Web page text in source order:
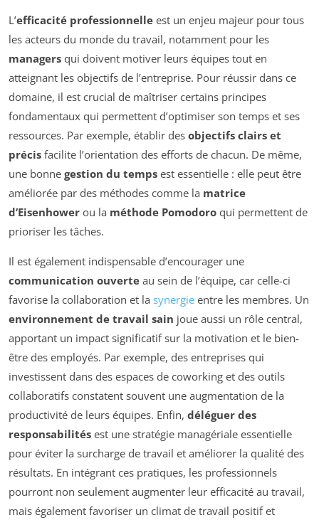
L’efficacité professionnelle est un enjeu majeur pour tous
les acteurs du monde du travail, notamment pour les
managers qui doivent motiver leurs équipes tout en
atteignant les objectifs de l’entreprise. Pour réussir dans ce
domaine, il est crucial de maîtriser certains principes
fondamentaux qui permettent d’optimiser son temps et ses
ressources. Par exemple, établir des objectifs clairs et
précis facilite l’orientation des efforts de chacun. De même,
une bonne gestion du temps est essentielle : elle peut être
améliorée par des méthodes comme la matrice
d’Eisenhower ou la méthode Pomodoro qui permettent de
prioriser les tâches.
Il est également indispensable d’encourager une
communication ouverte au sein de l’équipe, car celle-ci
favorise la collaboration et la synergie entre les membres. Un
environnement de travail sain joue aussi un rôle central,
apportant un impact significatif sur la motivation et le bien-
être des employés. Par exemple, des entreprises qui
investissent dans des espaces de coworking et des outils
collaboratifs constatent souvent une augmentation de la
productivité de leurs équipes. Enfin, déléguer des
responsabilités est une stratégie managériale essentielle
pour éviter la surcharge de travail et améliorer la qualité des
résultats. En intégrant ces pratiques, les professionnels
pourront non seulement augmenter leur efficacité au travail,
mais également favoriser un climat de travail positif et